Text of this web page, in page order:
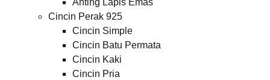
Anting Lapis Emas
Cincin Perak 925
Cincin Simple
Cincin Batu Permata
Cincin Kaki
Cincin Pria